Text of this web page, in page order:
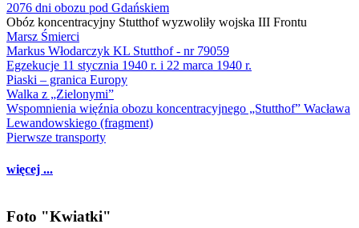
2076 dni obozu pod Gdańskiem
Obóz koncentracyjny Stutthof wyzwoliły wojska III Frontu
Marsz Śmierci
Markus Włodarczyk KL Stutthof - nr 79059
Egzekucje 11 stycznia 1940 r. i 22 marca 1940 r.
Piaski – granica Europy
Walka z „Zielonymi”
Wspomnienia więźnia obozu koncentracyjnego „Stutthof” Wacława
Lewandowskiego (fragment)
Pierwsze transporty
więcej ...
Foto "Kwiatki"